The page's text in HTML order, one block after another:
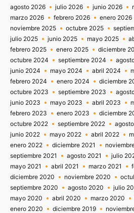
agosto 2026 julio 2026 junio 2026
marzo 2026
febrero 2026 enero 2026
noviembre 2025
octubre 2025
julio 2025
junio 2025 mayo 2025
febrero 2025
enero 2025 diciembre
octubre 2024
septiembre 2024
junio 2024
mayo 2024 abril 2024
febrero 2024
enero 2024 diciembre
octubre 2023
septiembre 2023
junio 2023
mayo 2023 abril 2023
febrero 2023
enero 2023 diciembre
octubre 2022
septiembre 2022
junio 2022
mayo 2022 abril 2022
enero 2022
diciembre 2021
septiembre 2021
agosto 2021 julio
mayo 2021
abril 2021 marzo 2021
diciembre 2020
noviembre 2020
septiembre 2020
agosto 2020 julio
mayo 2020
abril 2020 marzo 2020
enero 2020
diciembre 2019